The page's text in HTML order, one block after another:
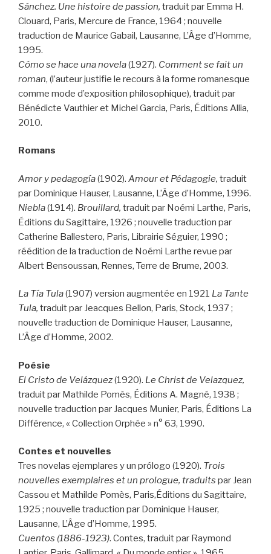
Sánchez. Une histoire de passion, traduit par Emma H.
Clouard, Paris, Mercure de France, 1964 ; nouvelle
traduction de Maurice Gabail, Lausanne, L’Âge d’Homme,
1995.
Cómo se hace una novela(1927). Comment se fait un
roman, (l’auteur justifie le recours à la forme romanesque
comme mode d’exposition philosophique), traduit par
Bénédicte Vauthier et Michel Garcia, Paris, Éditions Allia,
2010.
Romans
Amor y pedagogía(1902). Amour et Pédagogie, traduit
par Dominique Hauser, Lausanne, L’Âge d’Homme, 1996.
Niebla(1914). Brouillard, traduit par Noémi Larthe, Paris,
Éditions du Sagittaire, 1926 ; nouvelle traduction par
Catherine Ballestero, Paris, Librairie Séguier, 1990 ;
réédition de la traduction de Noémi Larthe revue par
Albert Bensoussan, Rennes, Terre de Brume, 2003.
La Tía Tula(1907) version augmentée en 1921 La Tante
Tula, traduit par Jeacques Bellon, Paris, Stock, 1937 ;
nouvelle traduction de Dominique Hauser, Lausanne,
L’Âge d’Homme, 2002.
Poésie
El Cristo de Velázquez(1920). Le Christ de Velazquez,
traduit par Mathilde Pomès, Éditions A. Magné, 1938 ;
nouvelle traduction par Jacques Munier, Paris, Éditions La
Différence, « Collection Orphée » n° 63, 1990.
Contes et nouvelles
Tres novelas ejemplares y un prólogo (1920). Trois
nouvelles exemplaires et un prologue, traduits par Jean
Cassou et Mathilde Pomès, Paris,Éditions du Sagittaire,
1925 ; nouvelle traduction par Dominique Hauser,
Lausanne, L’Âge d’Homme, 1995.
Cuentos (1886-1923). Contes, traduit par Raymond